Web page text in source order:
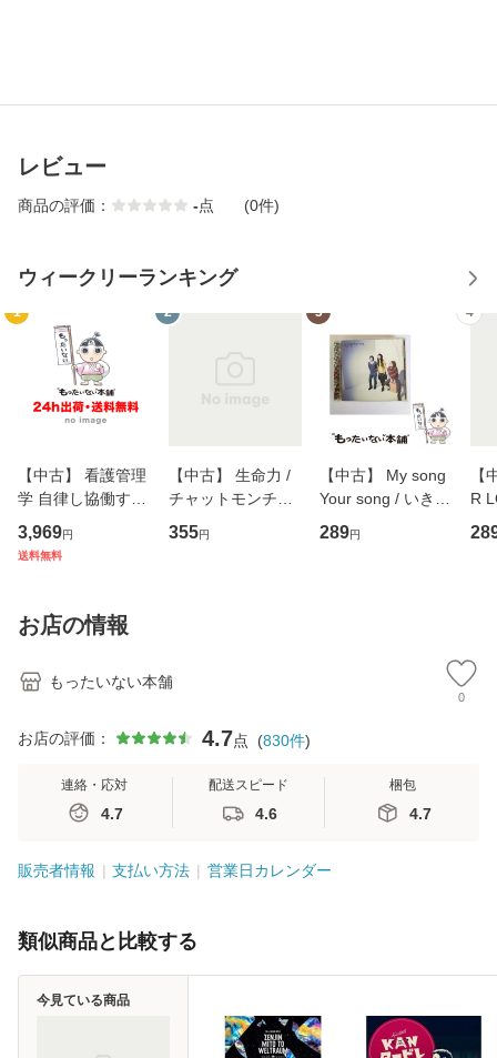
レビュー
商品の評価： -点 (0件)
ウィークリーランキング
1
【中古】 看護管理
学 自律し協働する
専門職の看護マネ
ジメントスキル 改
恵 藤本幸三 / 南江
堂 [単行
3,969円
送料無料
2
【中古】 生命力 /
チャットモンチー /
キューンレコード
[CD]【メール便送
355円
3
【中古】 My song
Your song / いきも
のがかり / [CD]
【メール便送料無
289円
4
【
R
産
お店の情報
もったいない本舗
0
お店の評価： 4.7点 (830件)
連絡・応対
4.7
配送スピード
4.6
梱包
4.7
販売者情報 支払い方法 営業日カレンダー
類似商品と比較する
今見ている商品